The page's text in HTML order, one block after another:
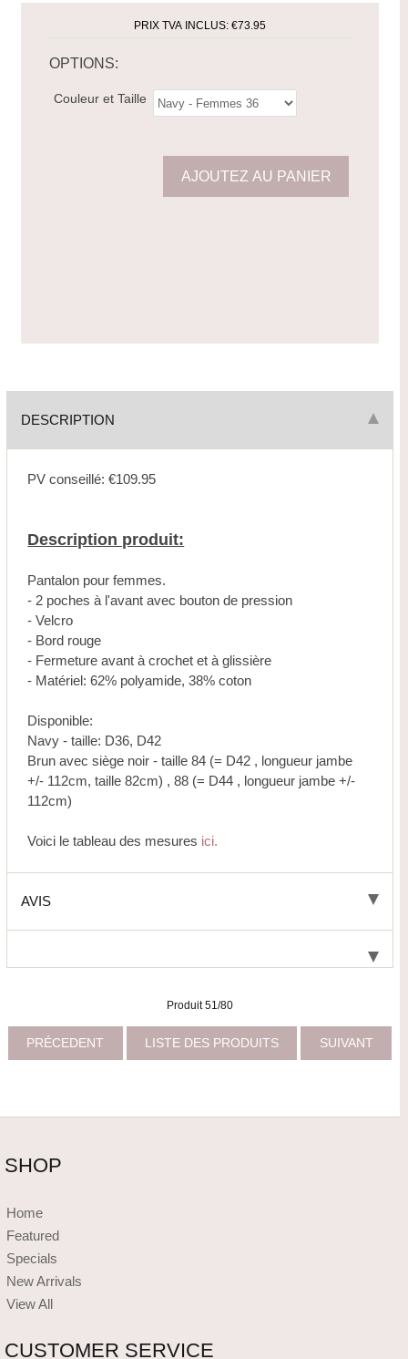
PRIX TVA INCLUS:€73.95
OPTIONS:
Couleur et Taille
DESCRIPTION
PV conseillé: €109.95
Description produit:
Pantalon pour femmes.
- 2 poches à l'avant avec bouton de pression
- Velcro
- Bord rouge
- Fermeture avant à crochet et à glissière
- Matériel: 62% polyamide, 38% coton
Disponible:
Navy - taille: D36, D42
Brun avec siège noir - taille 84 (= D42 , longueur jambe
+/- 112cm, taille 82cm) , 88 (= D44 , longueur jambe +/-
112cm)
Voici le tableau des mesures ici.
AVIS
Produit 51/80
PRÉCEDENT LISTE DES PRODUITS SUIVANT
SHOP
Home
Featured
Specials
New Arrivals
View All
CUSTOMER SERVICE